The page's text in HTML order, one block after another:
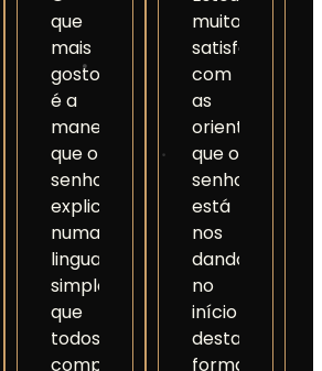
que
mais
gosto
é a
maneira
que o
senhor
explica,
numa
linguagem
simples
que
todos
compreendem.
muito
satisfeita
com
as
orientações
que o
senhor
está
nos
dando
no
início
desta
formação.